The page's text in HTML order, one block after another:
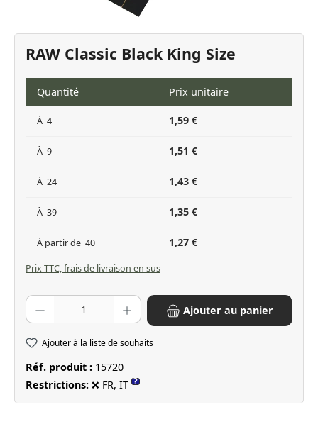
RAW Classic Black King Size
Quantité Prix unitaire
À 4 1,59 €
À 9 1,51 €
À 24 1,43 €
À 39 1,35 €
À partir de 40 1,27 €
Prix TTC, frais de livraison en sus
Quantité de produit : Entrez la quantité souhaitée ou utilisez les
Ajouter au panier
Ajouter à la liste de souhaits
Réf. produit : 15720
Restrictions: ❌ FR, IT ?